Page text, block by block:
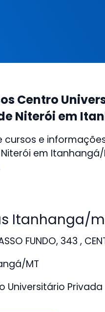
Centro
Niterói em
cursos e
em
Itanhanga/
FUNDO, 343 ,
MT
Universitário